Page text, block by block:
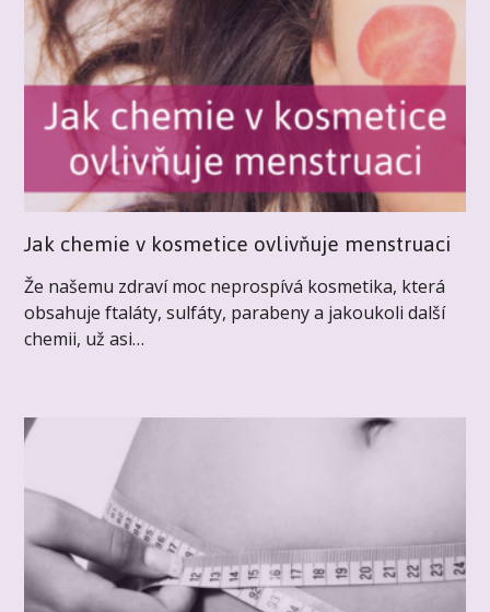
Jak chemie v kosmetice ovlivňuje menstruaci
Že našemu zdraví moc neprospívá kosmetika, která
obsahuje ftaláty, sulfáty, parabeny a jakoukoli další
chemii, už asi…